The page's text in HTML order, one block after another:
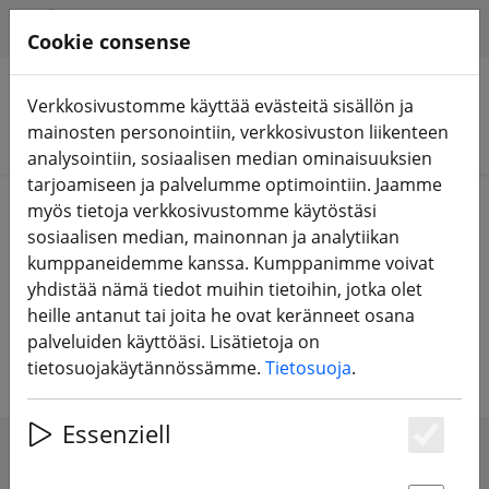
Hae tuotteita
Home Laitteet TBS Crossfire & TBS Tango
Team Blacksheep Crossfire-lähetin
ja -vastaanotin - Monimuotoisuus -
Micro - Nano
Cookie consense
Verkkosivustomme käyttää evästeitä sisällön ja
mainosten personointiin, verkkosivuston liikenteen
analysointiin, sosiaalisen median ominaisuuksien
tarjoamiseen ja palvelumme optimointiin. Jaamme
myös tietoja verkkosivustomme käytöstäsi
sosiaalisen median, mainonnan ja analytiikan
kumppaneidemme kanssa. Kumppanimme voivat
yhdistää nämä tiedot muihin tietoihin, jotka olet
heille antanut tai joita he ovat keränneet osana
palveluiden käyttöäsi. Lisätietoja on
tietosuojakäytännössämme. Tietosuoja.
Essenziell